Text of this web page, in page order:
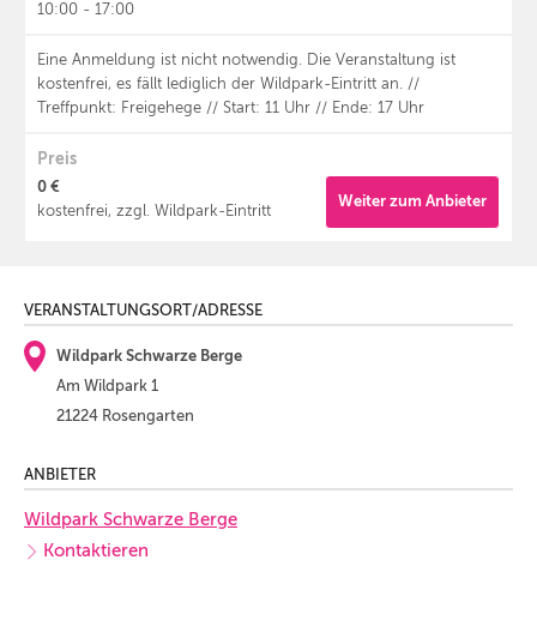
10:00 - 17:00
Eine Anmeldung ist nicht notwendig. Die Veranstaltung ist
kostenfrei, es fällt lediglich der Wildpark-Eintritt an. //
Treffpunkt: Freigehege // Start: 11 Uhr // Ende: 17 Uhr
Preis
0 €
kostenfrei, zzgl. Wildpark-Eintritt
Weiter zum Anbieter
VERANSTALTUNGSORT/ADRESSE
Wildpark Schwarze Berge
Am Wildpark 1
21224 Rosengarten
ANBIETER
Wildpark Schwarze Berge
Kontaktieren